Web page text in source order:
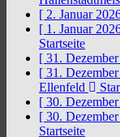
[ 2. Januar
[ 1. Januar
Startseite
[ 31.
[ 31.
Ellenfeld
[ 30.
[ 30.
Startseite